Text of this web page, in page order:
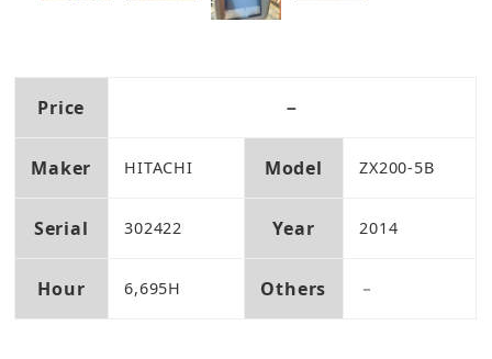
Price －
Maker HITACHI Model ZX200-5B
Serial 302422 Year 2014
Hour 6,695H Others －